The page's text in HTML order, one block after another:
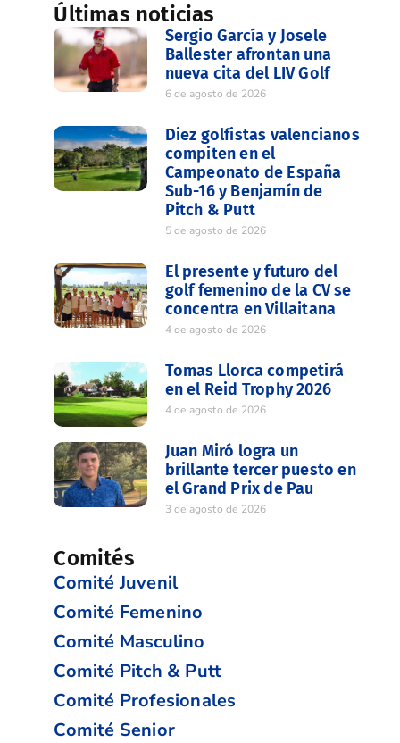
Últimas noticias
Sergio García y Josele
Ballester afrontan una
nueva cita del LIV Golf
6 de agosto de 2026
Diez golfistas valencianos
compiten en el
Campeonato de España
Sub-16 y Benjamín de
Pitch & Putt
5 de agosto de 2026
El presente y futuro del
golf femenino de la CV se
concentra en Villaitana
4 de agosto de 2026
Tomas Llorca competirá
en el Reid Trophy 2026
4 de agosto de 2026
Juan Miró logra un
brillante tercer puesto en
el Grand Prix de Pau
3 de agosto de 2026
Comités
Comité Juvenil
Comité Femenino
Comité Masculino
Comité Pitch & Putt
Comité Profesionales
Comité Senior